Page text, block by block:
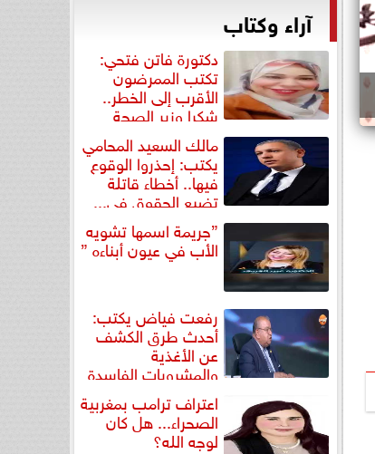
آراء وكتاب
دكتورة فاتن فتحي:
تكتب الممرضون
الأقرب إلى الخطر..
شكرا وزير الصحة
لتكريم... مالك السعيد المحامي
يكتب: إحذروا الوقوع
فيها.. أخطاء قاتلة
تضيع الحقوق في...
”جريمة اسمها تشويه
الأب في عيون أبناءه ”
رفعت فياض يكتب:
أحدث طرق الكشف
عن الأغذية
والمشروبات الفاسدة
اعتراف ترامب بمغربية
الصحراء... هل كان
لوجه الله؟